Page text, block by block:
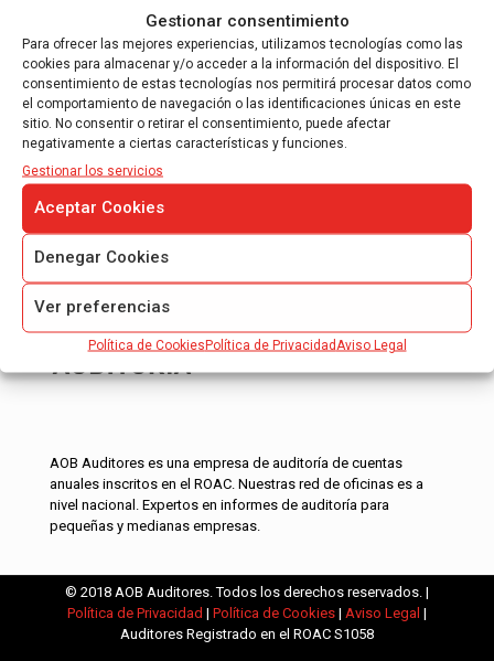
Gestionar consentimiento
Para ofrecer las mejores experiencias, utilizamos tecnologías como las
cookies para almacenar y/o acceder a la información del dispositivo. El
consentimiento de estas tecnologías nos permitirá procesar datos como
el comportamiento de navegación o las identificaciones únicas en este
sitio. No consentir o retirar el consentimiento, puede afectar
negativamente a ciertas características y funciones.
Gestionar los servicios
Aceptar Cookies
Denegar Cookies
Ver preferencias
Política de CookiesPolítica de Privacidad Aviso Legal
La Importancia de la Auditoría en las
Subvenciones Ris3cat
AOB Auditores es una empresa de auditoría de cuentas
anuales inscritos en el ROAC. Nuestras red de oficinas es a
nivel nacional. Expertos en informes de auditoría para
pequeñas y medianas empresas.
© 2018 AOB Auditores. Todos los derechos reservados. |
Política de Privacidad | Política de Cookies | Aviso Legal |
Auditores Registrado en el ROAC S1058